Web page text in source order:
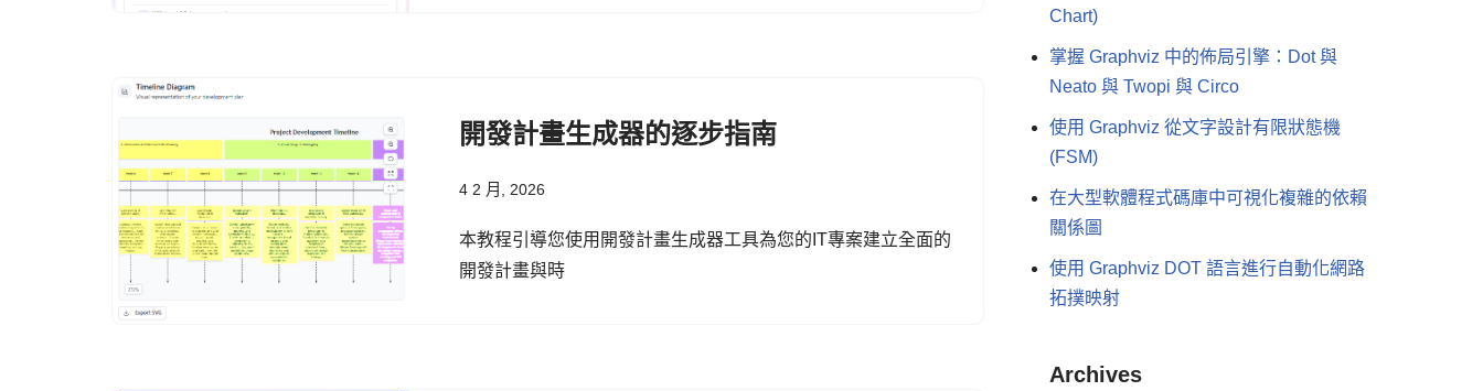
開發計畫生成器的逐步指南
4 2 月, 2026
本教程引導您使用開發計畫生成器工具為您的IT專案建立全面的
開發計畫與時
Chart)
掌握 Graphviz 中的佈局引擎：Dot 與
Neato 與 Twopi 與 Circo
使用 Graphviz 從文字設計有限狀態機
(FSM)
在大型軟體程式碼庫中可視化複雜的依賴
關係圖
使用 Graphviz DOT 語言進行自動化網路
拓撲映射
Archives